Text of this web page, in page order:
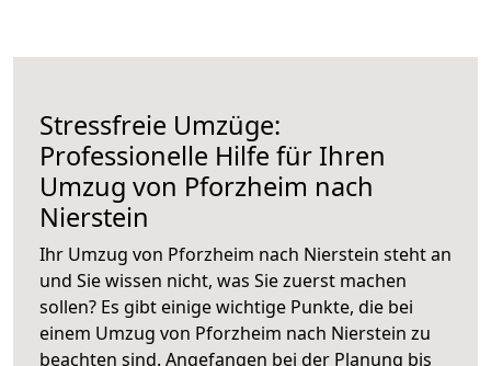
Stressfreie Umzüge:
Professionelle Hilfe für Ihren
Umzug von Pforzheim nach
Nierstein
Ihr Umzug von Pforzheim nach Nierstein steht an
und Sie wissen nicht, was Sie zuerst machen
sollen? Es gibt einige wichtige Punkte, die bei
einem Umzug von Pforzheim nach Nierstein zu
beachten sind. Angefangen bei der Planung bis